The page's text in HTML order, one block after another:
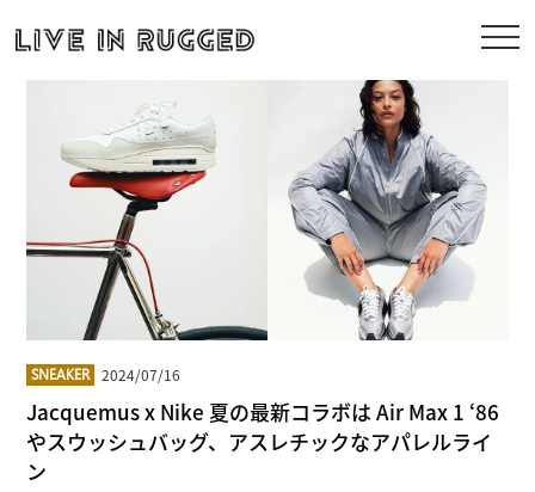
SNEAKER 2024/07/16
Jacquemus x Nike 夏の最新コラボは Air Max 1 ‘86
やスウッシュバッグ、アスレチックなアパレルライ
ン